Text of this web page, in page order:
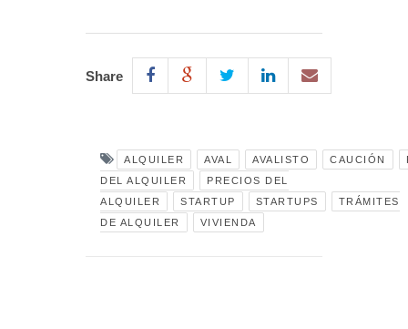
Share
ALQUILER AVAL AVALISTO CAUCIÓN
DEL ALQUILER
PRECIOS DEL
ALQUILER
STARTUP STARTUPS
TRÁMITES
DE ALQUILER
VIVIENDA